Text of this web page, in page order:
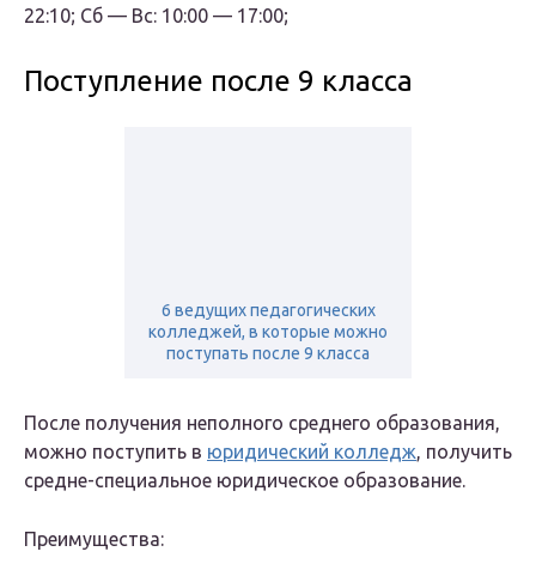
22:10; Сб — Вс: 10:00 — 17:00;
Поступление после 9 класса
6 ведущих педагогических
колледжей, в которые можно
поступать после 9 класса
После получения неполного среднего образования,
можно поступить в юридический колледж, получить
средне-специальное юридическое образование.
Преимущества: